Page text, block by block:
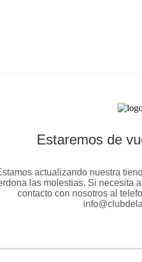
Estaremos de
actualizando nuestra
las molestias. Si necesita
contacto con nosotros al